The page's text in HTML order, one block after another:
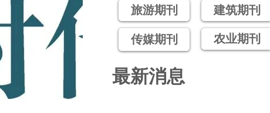
旅游期刊
传媒期刊
建筑期刊
农业期刊
最新消息